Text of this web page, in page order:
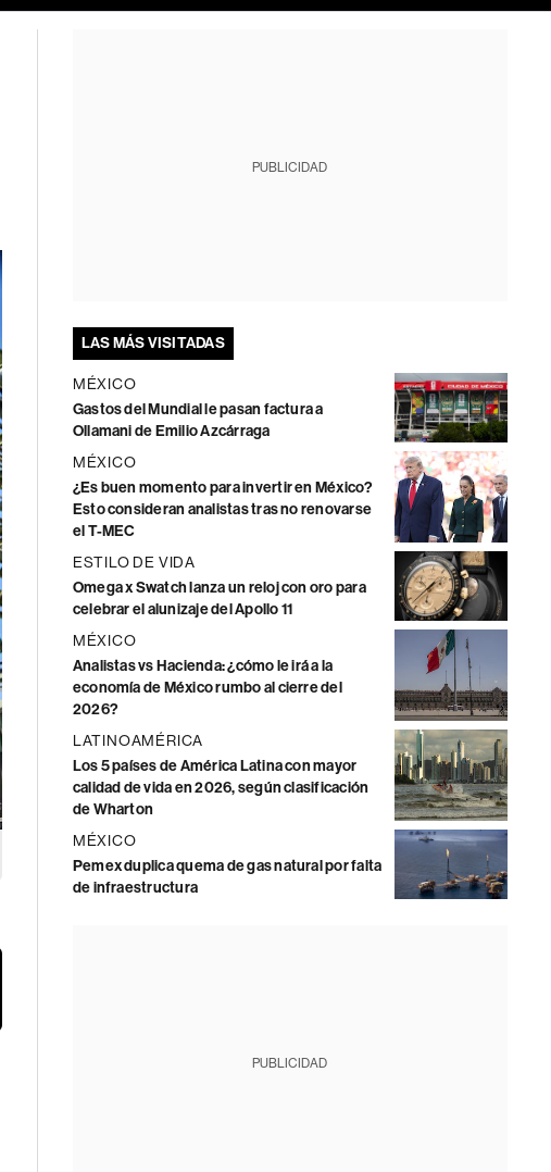
PUBLICIDAD
LAS MÁS VISITADAS
MÉXICO
Gastos del Mundial le pasan factura a
Ollamani de Emilio Azcárraga
MÉXICO
¿Es buen momento para invertir en México?
Esto consideran analistas tras no renovarse
el T-MEC
ESTILO DE VIDA
Omega x Swatch lanza un reloj con oro para
celebrar el alunizaje del Apollo 11
MÉXICO
Analistas vs Hacienda: ¿cómo le irá a la
economía de México rumbo al cierre del
2026?
LATINOAMÉRICA
Los 5 países de América Latina con mayor
calidad de vida en 2026, según clasificación
de Wharton
MÉXICO
Pemex duplica quema de gas natural por falta
de infraestructura
PUBLICIDAD